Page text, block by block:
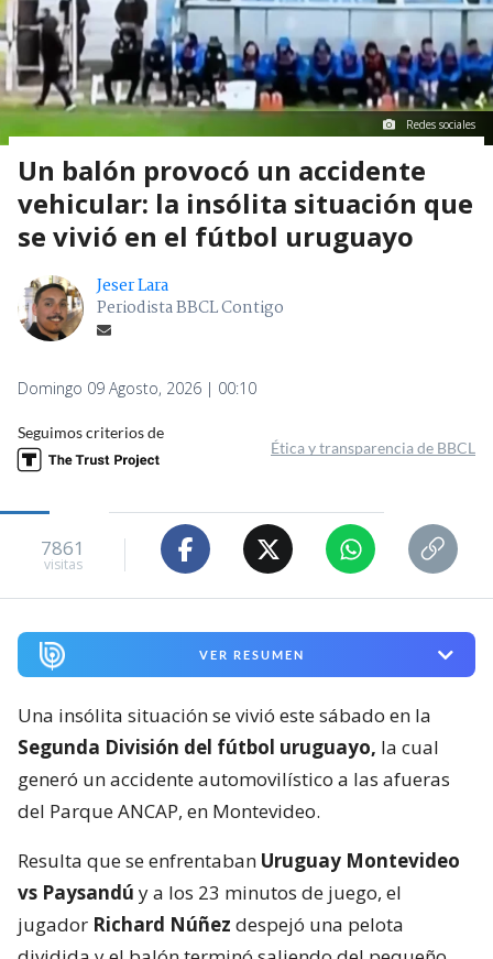
Redes sociales
Un balón provocó un accidente
vehicular: la insólita situación que
se vivió en el fútbol uruguayo
Jeser Lara
Periodista BBCL Contigo
Domingo 09 Agosto, 2026 | 00:10
Seguimos criterios de
Ética y transparencia de BBCL
7861
visitas
VER RESUMEN
Una insólita situación se vivió este sábado en la
Segunda División del fútbol uruguayo, la cual
generó un accidente automovilístico a las afueras
del Parque ANCAP, en Montevideo.
Resulta que se enfrentaban Uruguay Montevideo
vs Paysandú y a los 23 minutos de juego, el
jugador Richard Núñez despejó una pelota